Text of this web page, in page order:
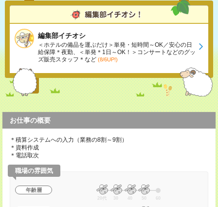
編集部イチオシ
＜ホテルの備品を運ぶだけ＞単発・短時間～OK／安心の日
給保障＊夜勤、＜単発＊1日～OK！＞コンサートなどのグッ
ズ販売スタッフ＊など (8/6UP!)
お仕事の概要
＊積算システムへの入力（業務の8割～9割）
＊資料作成
＊電話取次
職場の雰囲気
年齢層
20代 30 40 50 60